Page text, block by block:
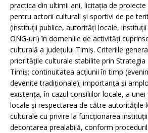
practica din ultimii ani, licitaţia de
pentru actorii culturali şi sportivi de pe
(instituţii publice, autorităţi locale,
ONG-uri) în domeniile de activităţi
culturală a judeţului Timiş. Criteriile
priorităţile culturale stabilite prin
Timiş; continuitatea acţiunii în timp
devenite tradiţionale); importanţa şi
existenţa, în cazul consiliilor locale, a unei
locale şi respectarea de către autorităţile
culturale cu privire la funcţionarea
decontarea prealabilă, conform